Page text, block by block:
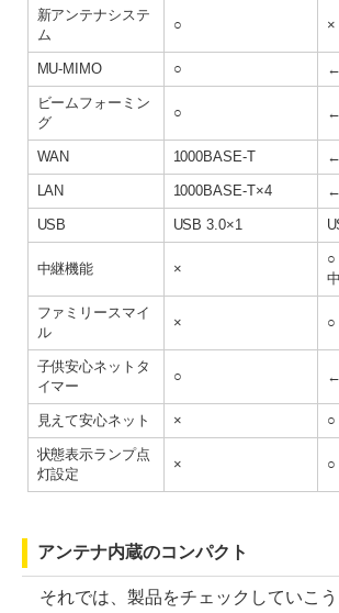
新アンテナシステ
ム
○ ×
MU-MIMO ○ ←
ビームフォーミン
グ
○ ←
WAN 1000BASE-T ←
LAN 1000BASE-T×4 ←
USB USB 3.0×1
中継機能 ×
○
ファミリースマイ
ル
× ○
子供安心ネットタ
イマー
○ ←
見えて安心ネット × ○
状態表示ランプ点
灯設定
× ○
アンテナ内蔵のコンパクト
それでは、製品をチェックしていこ